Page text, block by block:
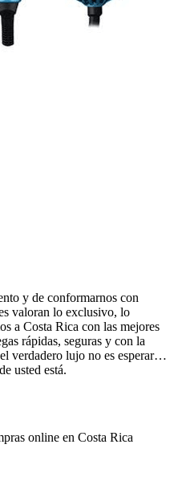
y de conformarnos con
valoran lo exclusivo, lo
a Costa Rica con las mejores
rápidas, seguras y con la
verdadero lujo no es esperar…
usted está.
online en Costa Rica